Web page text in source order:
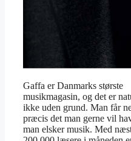
Gaffa er Danmarks største
musikmagasin, og det er
ikke uden grund. Man får
præcis det man gerne vil
man elsker musik. Med